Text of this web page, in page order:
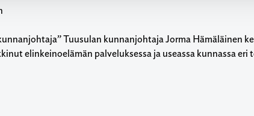
Tuusulan kunnanjohtaja Jorma Hämäläinen
elinkeinoelämän palveluksessa ja useassa kunnassa eri